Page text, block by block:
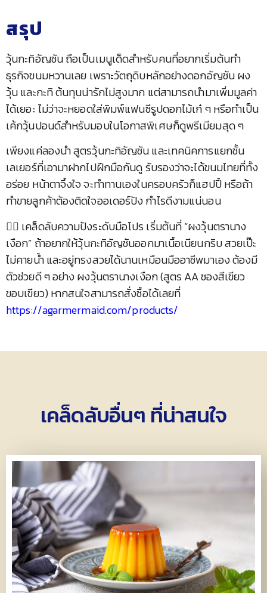
สรุป
วุ้นกะทิอัญชัน ถือเป็นเมนูเด็ดสำหรับคนที่อยากเริ่มต้นทำ
ธุรกิจขนมหวานเลย เพราะวัตถุดิบหลักอย่างดอกอัญชัน ผง
วุ้น และกะทิ ต้นทุนน่ารักไม่สูงมาก แต่สามารถนำมาเพิ่มมูลค่า
ได้เยอะ ไม่ว่าจะหยอดใส่พิมพ์แฟนซีรูปดอกไม้เก๋ ๆ หรือทำเป็น
เค้กวุ้นปอนด์สำหรับมอบในโอกาสพิเศษก็ดูพรีเมียมสุด ๆ
เพียงแค่ลองนำ สูตรวุ้นกะทิอัญชัน และเทคนิคการแยกชั้น
เลเยอร์ที่เอามาฝากไปฝึกมือกันดู รับรองว่าจะได้ขนมไทยที่ทั้ง
อร่อย หน้าตาจึ้งใจ จะทำทานเองในครอบครัวก็แฮปปี้ หรือถ้า
ทำขายลูกค้าต้องติดใจออเดอร์ปัง กำไรดีงามแน่นอน
🧜‍♀️ เคล็ดลับความปังระดับมือโปร เริ่มต้นที่ “ผงวุ้นตรานาง
เงือก” ถ้าอยากให้วุ้นกะทิอัญชันออกมาเนื้อเนียนกริบ สวยเป๊ะ
ไม่คายน้ำ และอยู่ทรงสวยได้นานเหมือนมืออาชีพมาเอง ต้องมี
ตัวช่วยดี ๆ อย่าง ผงวุ้นตรานางเงือก (สูตร AA ซองสีเขียว
ขอบเขียว) หากสนใจสามารถสั่งซื้อได้เลยที่
https://agarmermaid.com/products/
เคล็ดลับอื่นๆ ที่น่าสนใจ